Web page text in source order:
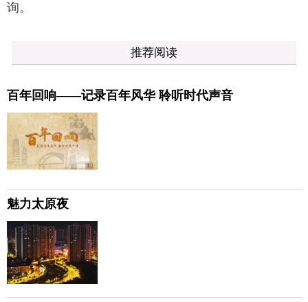
询。
推荐阅读
百年回响——记录百年风华 聆听时代声音
魅力太原夜